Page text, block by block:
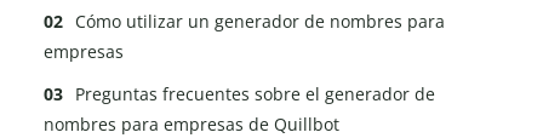
Cómo utilizar un generador de nombres para
empresas
Preguntas frecuentes sobre el generador de
nombres para empresas de Quillbot